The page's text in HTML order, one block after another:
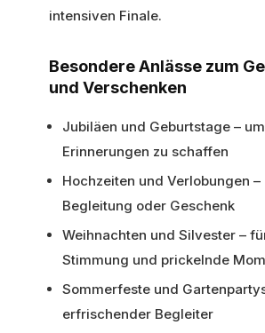
intensiven Finale.
Besondere Anlässe zum
und Verschenken
Jubiläen und Geburtstage –
Erinnerungen zu schaffen
Hochzeiten und Verlobungen
Begleitung oder Geschenk
Weihnachten und Silvester –
Stimmung und prickelnde
Sommerfeste und
erfrischender Begleiter